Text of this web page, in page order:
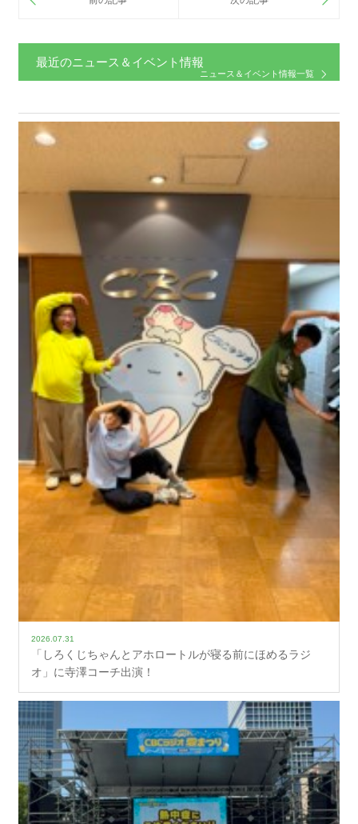
最近のニュース＆イベント情報
ニュース＆イベント情報一覧
2026.07.31
「しろくじちゃんとアホロートルが寝る前にほめるラジ
オ」に寺澤コーチ出演！